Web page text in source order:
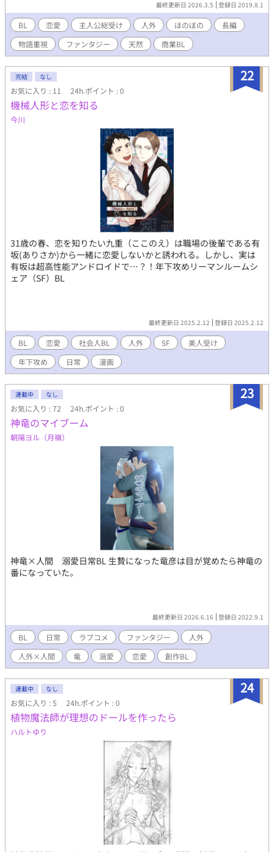
た漫画なので、初期の絵柄と現在の絵柄がだいぶ違っています
が、描きながら画力アップに努めているので生温かい目で見てや
って下さいm(_ _)m ※2020.3.15 商業移行により、【名前は契
約？】以降の本編と一部の番外編を削除しました。
最終更新日 2026.3.5 登録日 2019.8.1
BL 恋愛 主人公総受け 人外 ほのぼの
長編
物語重視
ファンタジー 天然 商業BL
22
完結 なし
お気に入り : 11 24h.ポイント : 0
機械人形と恋を知る
今川
31歳の春、恋を知りたい九重（ここのえ）は職場の後輩である有
坂(ありさか)から一緒に恋愛しないかと誘われる。しかし、実は
有坂は超高性能アンドロイドで…？！年下攻めリーマンルームシ
ェア（SF）BL
最終更新日 2025.2.12 登録日 2025.2.12
BL 恋愛 社会人BL 人外 SF
美人受け
年下攻め
日常 漫画
23
連載中 なし
お気に入り : 72 24h.ポイント : 0
神竜のマイブーム
朝陽ヨル（月嶺）
神竜×人間 溺愛日常BL 生贄になった竜彦は目が覚めたら神竜の
番になっていた。
最終更新日 2026.6.16 登録日 2022.9.1
BL 日常 ラブコメ ファンタジー
人外
人外×人間
竜 溺愛 恋愛 創作BL
24
連載中 なし
お気に入り : 5 24h.ポイント : 0
植物魔法師が理想のドールを作ったら
ハルトゆり